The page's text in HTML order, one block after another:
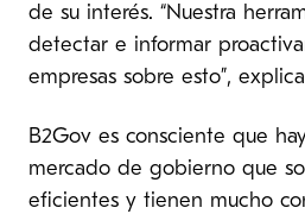
de su interés. “Nuestra
detectar e informar
empresas sobre esto”,
B2Gov es consciente que
mercado de gobierno que
eficientes y tienen mucho